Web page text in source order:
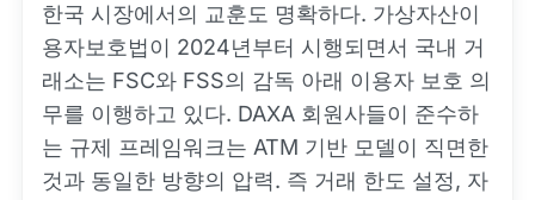
한국 시장에서의 교훈도 명확하다. 가상자산이
용자보호법이 2024년부터 시행되면서 국내 거
래소는 FSC와 FSS의 감독 아래 이용자 보호 의
무를 이행하고 있다. DAXA 회원사들이 준수하
는 규제 프레임워크는 ATM 기반 모델이 직면한
것과 동일한 방향의 압력. 즉 거래 한도 설정, 자